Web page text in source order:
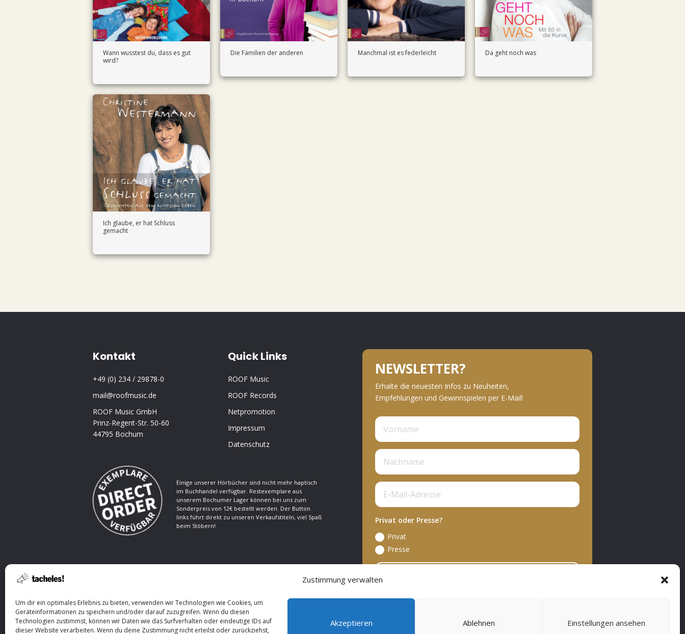
Zustimmung verwalten
Um dir ein optimales Erlebnis zu bieten, verwenden wir Technologien wie Cookies, um
Geräteinformationen zu speichern und/oder darauf zuzugreifen. Wenn du diesen
Technologien zustimmst, können wir Daten wie das Surfverhalten oder eindeutige IDs auf
dieser Website verarbeiten. Wenn du deine Zustimmung nicht erteilst oder zurückziehst,
Akzeptieren Ablehnen Einstellungen ansehen
Wann wusstest du, dass es gut
wird?
Die Familien der anderen Manchmal ist es federleicht Da geht noch was
Ich glaube, er hat Schluss
gemacht
Kontakt
+49 (0) 234 / 29878-0
mail@roofmusic.de
ROOF Music GmbH
Prinz-Regent-Str. 50-60
44795 Bochum
Quick Links
ROOF Music
ROOF Records
Netpromotion
Impressum
Datenschutz
Einige unserer Hörbücher sind nicht mehr haptisch
im Buchhandel verfügbar. Restexemplare aus
unserem Bochumer Lager können bei uns zum
Sonderpreis von 12€ bestellt werden. Der Button
links führt direkt zu unseren Verkaufstiteln, viel Spaß
beim Stöbern!
NEWSLETTER?
Erhalte die neuesten Infos zu Neuheiten,
Empfehlungen und Gewinnspielen per E-Mail!
Privat oder Presse?
Privat
Presse
Copyright © 2026 ROOF Music. All Rights Reserved.